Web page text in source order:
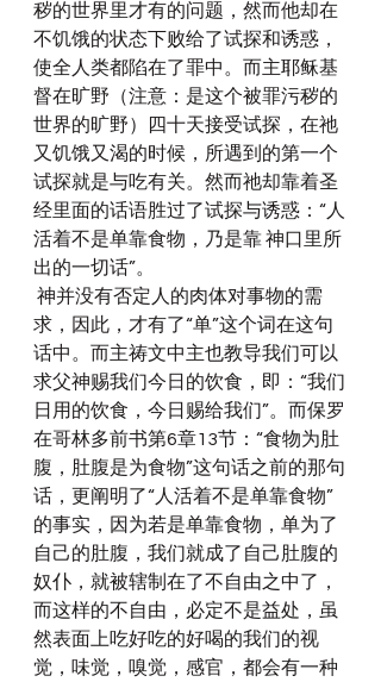
秽的世界里才有的问题，然而他却在
不饥饿的状态下败给了试探和诱惑，
使全人类都陷在了罪中。而主耶稣基
督在旷野（注意：是这个被罪污秽的
世界的旷野）四十天接受试探，在祂
又饥饿又渴的时候，所遇到的第一个
试探就是与吃有关。然而祂却靠着圣
经里面的话语胜过了试探与诱惑：“人
活着不是单靠食物，乃是靠 神口里所
出的一切话”。
求，因此，才有了“单”这个词在这句
话中。而主祷文中主也教导我们可以
求父神赐我们今日的饮食，即：“我们
日用的饮食，今日赐给我们”。而保罗
在哥林多前书第6章13节：“食物为肚
腹，肚腹是为食物”这句话之前的那句
话，更阐明了“人活着不是单靠食物”
的事实，因为若是单靠食物，单为了
自己的肚腹，我们就成了自己肚腹的
奴仆，就被辖制在了不自由之中了，
而这样的不自由，必定不是益处，虽
然表面上吃好吃的好喝的我们的视
觉，味觉，嗅觉，感官，都会有一种